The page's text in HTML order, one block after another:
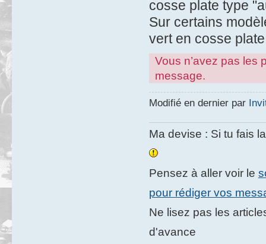
cosse plate type
Sur certains
vert en cosse
Vous n’avez pas les
message.
Modifié en dernier par
Ma devise : Si tu fais
Pensez à aller voir le
pour rédiger vos
Ne lisez pas les
d'avance